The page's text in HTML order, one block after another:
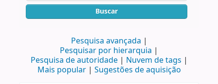
Buscar
Pesquisa avançada
Pesquisar por hierarquia
Pesquisa de autoridade
Nuvem de tags
Mais popular
Sugestões de aquisição